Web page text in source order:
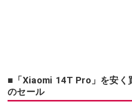
■「Xiaomi 14T Pro」を安
のセール